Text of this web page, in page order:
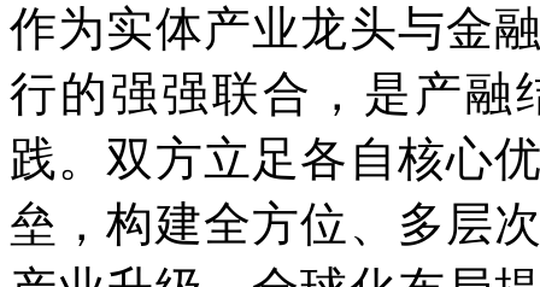
作为实体产业龙头与金
行的强强联合，是产融
践。双方立足各自核心
垒，构建全方位、多层